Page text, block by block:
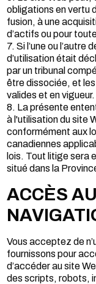
obligations en vertu
fusion, à une
d’actifs ou pour
7. Si l’une ou
d’utilisation était
par un tribunal
être dissociée, et
valides et en vigueur.
8. La présente
à l'utilisation du site
conformément aux
canadiennes
lois. Tout litige sera
situé dans la
ACCÈS
Vous acceptez de
fournissons pour
d’accéder au site
des scripts, robots,